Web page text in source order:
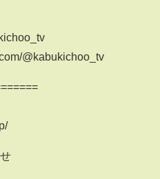
@kabukichoo_tv